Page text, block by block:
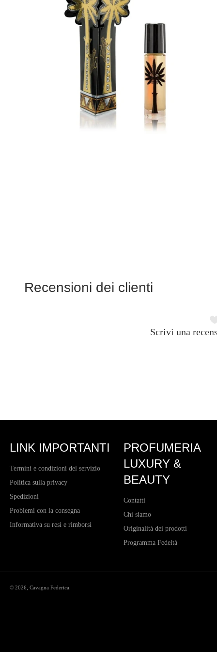
Recensioni dei clienti
Scrivi una
LINK IMPORTANTI
Termini e condizioni del servizio
Politica sulla privacy
Spedizioni
Problemi con la consegna
Informativa su resi e rimborsi
PROFUMERIA
LUXURY &
BEAUTY
Contatti
Chi siamo
Originalità dei prodotti
Programma Fedeltà
© 2026, Cavagna Federica